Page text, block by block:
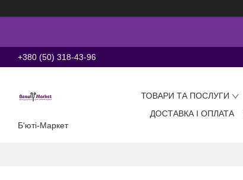
+380 (50) 318-43-96
Б'юті-Маркет
ТОВАРИ ТА ПОСЛУГИ
ДОСТАВКА І ОПЛАТА